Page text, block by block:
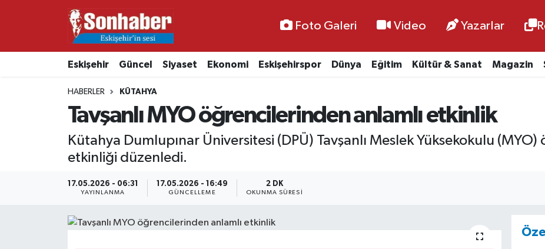
Foto Galeri Video Yazarlar
Eskişehir Güncel Siyaset Ekonomi Eskişehirspor Dünya Eğitim Kültür & Sanat Magazin
HABERLER KÜTAHYA
Tavşanlı MYO öğrencilerinden anlamlı etkinlik
Kütahya Dumlupınar Üniversitesi (DPÜ) Tavşanlı Meslek Yüksekokulu
etkinliği düzenledi.
17.05.2026 - 06:31
YAYINLANMA
17.05.2026 - 16:49
GÜNCELLEME
2 DK
OKUNMA SÜRESI
Ekonomi
Kültür & Sanat
Resmi İlanlar
Nöbetçi Eczaneler
Namaz Vakitleri
Trafik Durumu
Süper Lig Puan Durumu ve Fikstür
Tüm Manşetler
Son Dakika Haberleri